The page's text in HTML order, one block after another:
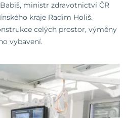
ministr zdravotnictví ČR
kraje Radim Holiš.
celých prostor, výměny
vybavení.